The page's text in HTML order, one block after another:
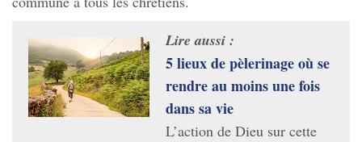
Lire aussi :
5 lieux de pèlerinage où se
rendre au moins une fois
dans sa vie
L’action de Dieu sur cette